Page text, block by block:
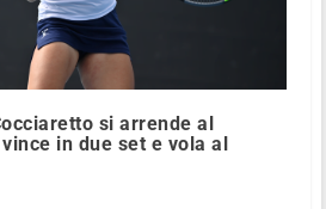
si arrende al
in due set e vola al